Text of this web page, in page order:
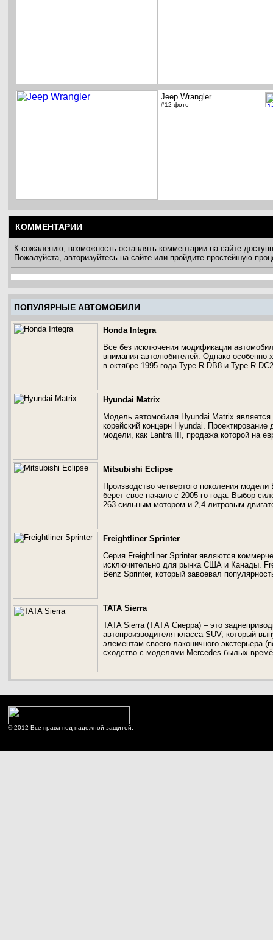
Jeep Wrangler
#12 фото
КОММЕНТАРИИ
К сожалению, возможность оставлять комментарии на сайте
Пожалуйста, авторизуйтесь на сайте или пройдите простейшую
ПОПУЛЯРНЫЕ АВТОМОБИЛИ
Honda Integra
Все без исключения модификации
внимания автолюбителей. Однако
в октябре 1995 года Type-R DB8 и Type-R
Hyundai Matrix
Модель автомобиля Hyundai Matrix
корейский концерн Hyundai.
модели, как Lantra III, продажа которой на
Mitsubishi Eclipse
Производство четвертого поколения
берет свое начало с 2005-го года. Выбор
263-сильным мотором и 2,4 литровым
Freightliner Sprinter
Серия Freightliner Sprinter являются
исключительно для рынка США и Канады.
Benz Sprinter, который завоевал
TATA Sierra
TATA Sierra (ТАТА Сиерра) – это
автопроизводителя класса SUV, который
элементам своего лаконичного экстерьера
сходство с моделями Mercedes былых
© 2012 Все права под надежной защитой.